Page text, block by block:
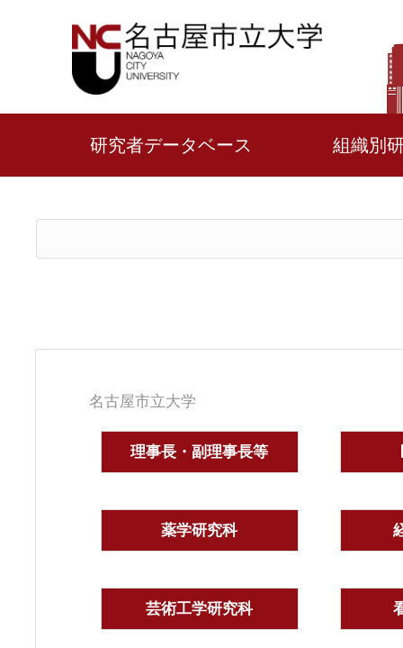
研究者データベース 組織別
名古屋市立大学
理事長・副理事長等
薬学研究科
芸術工学研究科